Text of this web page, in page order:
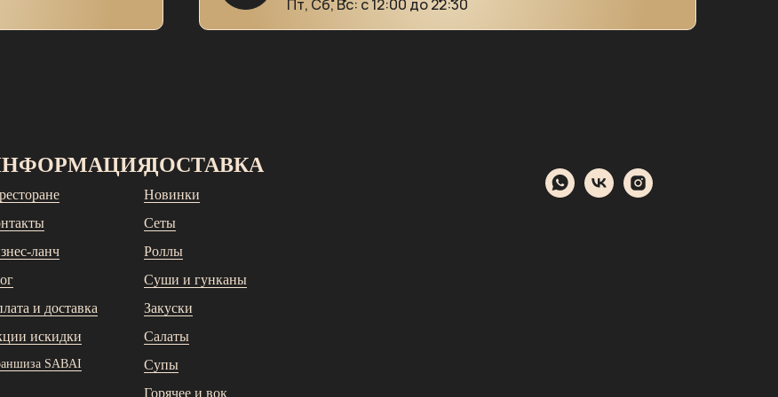
Пт, Сб, Вс: с 12:00 до 22:30
ланч
и доставка
искидки
SABAI
ДОСТАВКА
Новинки
Сеты
Роллы
Суши и гунканы
Закуски
Салаты
Супы
Горячее и вок